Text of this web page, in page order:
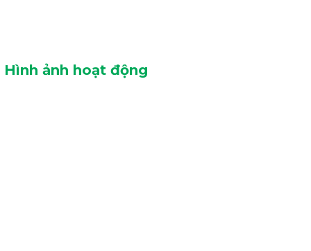
Hình ảnh hoạt động